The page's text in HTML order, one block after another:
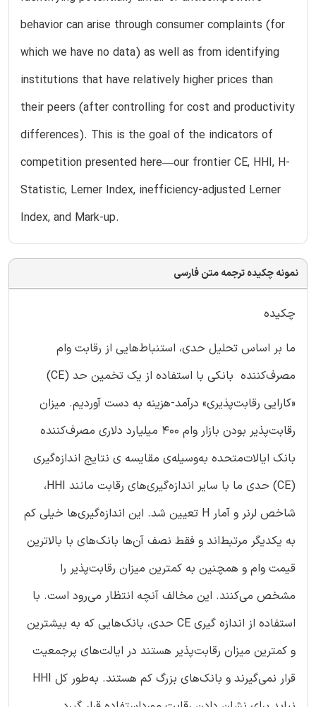
behavior can arise through consumer complaints (for
which we have no data) as well as from identifying
institutions that have relatively higher prices than
their peers (after controlling for cost and productivity
differences). This is the goal of the indicators of
competition presented here—our frontier CE, HHI, H-
Statistic, Lerner Index, inefficiency-adjusted Lerner
Index, and Mark-up.
نمونه چکیده ترجمه متن فارسی
چکیده
ما بر اساس تحلیل حدی، استنباط‌هایی از رقابت وام
مصرف‌کننده بانکی با استفاده از یک تخمین حد (CE)
«کارایی رقابت‌پذیری» درآمد-هزینه به دست آوردیم. میزان
رقابت‌پذیر بودن بازار وام 400 میلیارد دلاری مصرف‌کننده
بانک ایالات‌متحده به‌وسیله‌ی مقایسه ی نتایج اندازه‌گیری
(CE) حدی ما با سایر اندازه‌گیری‌های رقابت مانند HHI،
شاخص لرنر و آمار H تعیین شد. این اندازه‌گیری‌ها خیلی کم
به یکدیگر مرتبط‌اند و فقط نصف آن‌ها بانک‌های با بالاترین
قیمت وام و همچنین به کمترین میزان رقابت‌پذیر را
مشخص می‌کنند. این مخالف آنچه انتظار می‌رود است. با
استفاده از اندازه گیری CE حدی، بانک‌هایی که به بیشترین
و کمترین میزان رقابت‌پذیر هستند در ایالت‌های پرجمعیت
قرار نمی‌گیرند و بانک‌های بزرگ کم هستند. به‌طور کل HHI